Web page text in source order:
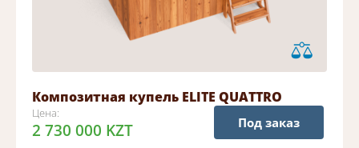
Композитная купель ELITE QUATTRO
Цена:
2 730 000 KZT Под заказ